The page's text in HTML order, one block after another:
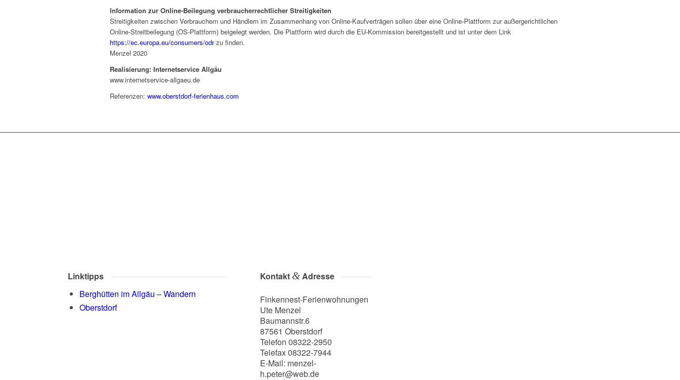
Information zur Online-Beilegung verbraucherrechtlicher Streitigkeiten
Streitigkeiten zwischen Verbrauchern und Händlern im Zusammenhang von Online-Kaufverträgen sollen über eine Online-Plattform zur außergerichtlichen
Online-Streitbeilegung (OS-Plattform) beigelegt werden. Die Plattform wird durch die EU-Kommission bereitgestellt und ist unter dem Link
https://ec.europa.eu/consumers/odrzu finden.
Menzel 2020
Realisierung: Internetservice Allgäu
www.internetservice-allgaeu.de
Referenzen: www.oberstdorf-ferienhaus.com
Linktipps
Berghütten im Allgäu – Wandern
Oberstdorf
Kontakt &Adresse
Finkennest-Ferienwohnungen
Ute Menzel
Baumannstr.6
87561 Oberstdorf
Telefon 08322-2950
Telefax 08322-7944
E-Mail: menzel-
h.peter@web.de